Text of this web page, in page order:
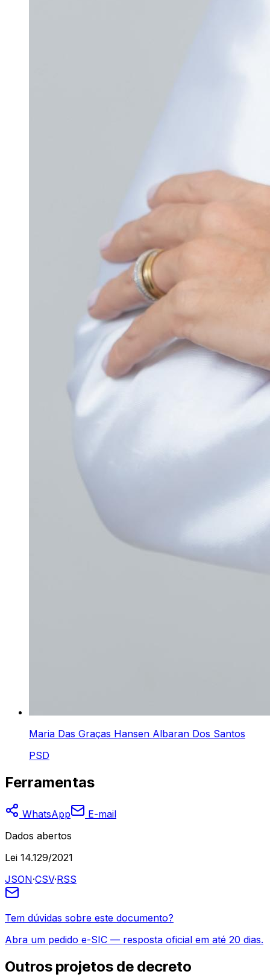
Maria Das Graças Hansen Albaran Dos Santos
PSD
Ferramentas
WhatsApp
E-mail
Dados abertos
Lei 14.129/2021
JSON·CSV·RSS
Tem dúvidas sobre este documento?
Abra um pedido e-SIC — resposta oficial em até 20 dias.
Outros projetos de decreto